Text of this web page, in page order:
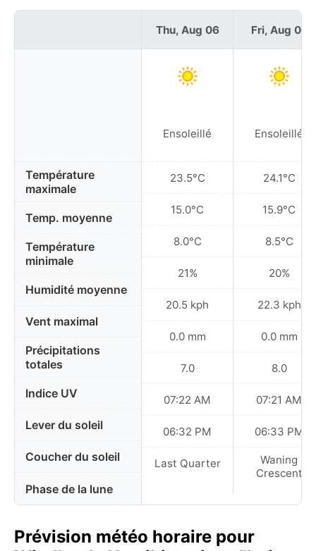
Température
maximale
Temp. moyenne
Température
minimale
Humidité moyenne
Vent maximal
Précipitations
totales
Indice UV
Lever du soleil
Coucher du soleil
Phase de la lune
Thu, Aug 06
Ensoleillé
23.5°C
15.0°C
8.0°C
21%
20.5 kph
0.0 mm
7.0
07:22 AM
06:32 PM
Last Quarter
Fri, Aug 07
Ensoleillé
24.1°C
15.9°C
8.5°C
20%
22.3 kph
0.0 mm
8.0
07:21 AM
06:33 PM
Waning
Crescent
Prévision météo horaire pour